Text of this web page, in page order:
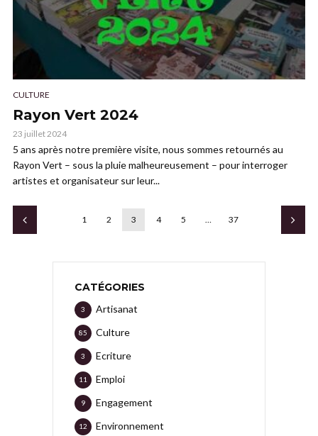
CULTURE
Rayon Vert 2024
23 juillet 2024
5 ans après notre première visite, nous sommes retournés au
Rayon Vert – sous la pluie malheureusement – pour interroger
artistes et organisateur sur leur...
1 2 3 4 5 … 37
CATÉGORIES
Artisanat
3
Culture
85
Ecriture
3
Emploi
11
Engagement
9
Environnement
12